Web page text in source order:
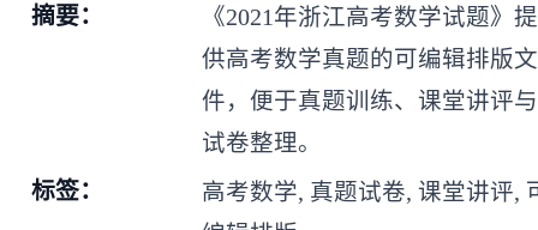
摘要：
《2021年浙江高考数学试题》提
供高考数学真题的可编辑排版文
件，便于真题训练、课堂讲评与
试卷整理。
标签：
高考数学, 真题试卷, 课堂讲评,